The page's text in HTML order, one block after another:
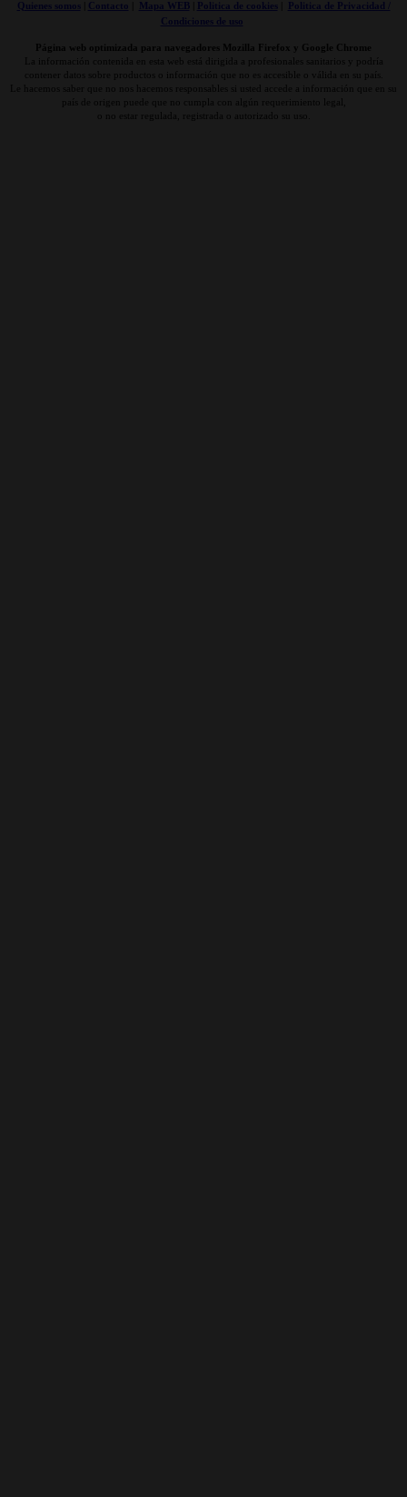
Quienes somos| Contacto Mapa WEB| Politica de cookies|
Politica de Privacidad /
Condiciones de uso
Página web optimizada para navegadores Mozilla Firefox y Google Chrome
La información contenida en esta web está dirigida a profesionales sanitarios y podría
contener datos sobre productos o información que no es accesible o válida en su país.
Le hacemos saber que no nos hacemos responsables si usted accede a información que en su
país de origen puede que no cumpla con algún requerimiento legal,
o no estar regulada, registrada o autorizado su uso.